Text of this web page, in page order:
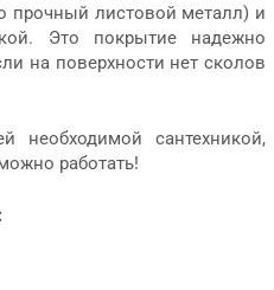
прочный листовой металл) и
Это покрытие надежно
на поверхности нет сколов
необходимой сантехникой,
работать!